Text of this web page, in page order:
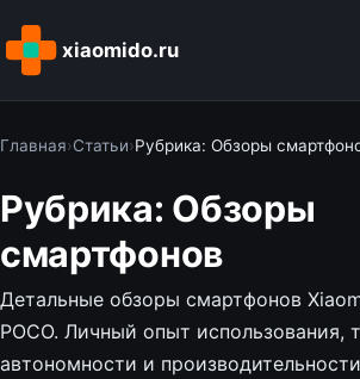
xiaomido.ru
Главная›Статьи›Рубрика: Обзоры
Рубрика: Обзоры
смартфонов
Детальные обзоры смартфонов
POCO. Личный опыт использования,
автономности и